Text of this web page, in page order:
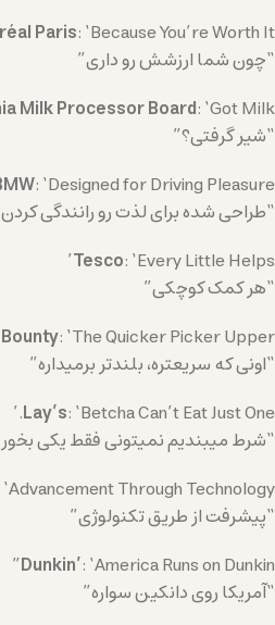
Paris: ‘Because You’re Worth It.’
“چون شما ارزشش رو داری”
Milk Processor Board: ‘Got Milk?’
“شیر گرفتی؟”
: ‘Designed for Driving Pleasure.’
“طراحی شده برای لذت رو رانندگی
Tesco: ‘Every Little Helps’
“هر کمک کوچکی”
Bounty: ‘The Quicker Picker Upper’
“اونی که سریعتره، بلندتر برمیداره”
Lay’s: ‘Betcha Can’t Eat Just One.’
“شرط میبندیم نمیتونی فقط یکی
‘Advancement Through Technology’
“پیشرفت از طریق تکنولوژی”
Dunkin’: ‘America Runs on Dunkin”
“آمریکا روی دانکین سواره”